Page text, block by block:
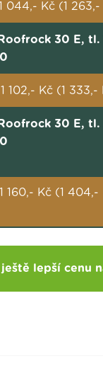
044,- Kč (1 263,-
30 E, tl.
1 102,- Kč (1 333,-
30 E, tl.
1 160,- Kč (1 404,-
ještě lepší cenu